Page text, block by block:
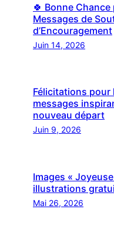
🍀 Bonne
Messages de
d’Encouragement
Juin 14, 2026
Félicitations pour
messages
nouveau départ
Juin 9, 2026
Images «
illustrations
Mai 26, 2026